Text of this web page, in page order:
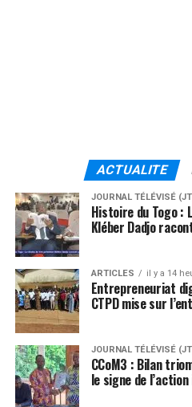
ACTUALITE
JOURNAL TÉLÉVISÉ
Histoire du Togo :
Kléber Dadjo
ARTICLES il y a 14
Entrepreneuriat
CTPD mise sur
JOURNAL TÉLÉVISÉ
CCoM3 : Bilan
le signe de